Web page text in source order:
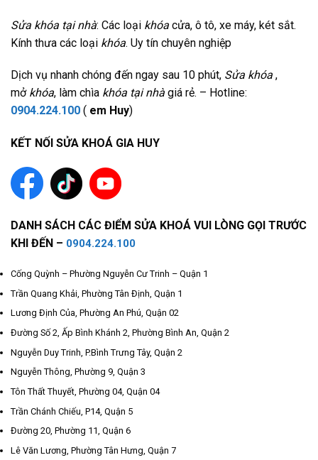
Sửa khóa tại nhà: Các loại khóa cửa, ô tô, xe máy, két sắt.
Kính thưa các loại khóa. Uy tín chuyên nghiệp
Dịch vụ nhanh chóng đến ngay sau 10 phút, Sửa khóa ,
mở khóa, làm chìa khóa tại nhà giá rẻ. – Hotline:
0904.224.100 ( em Huy)
KẾT NỐI SỬA KHOÁ GIA HUY
DANH SÁCH CÁC ĐIỂM SỬA KHOÁ VUI LÒNG GỌI TRƯỚC
KHI ĐẾN – 0904.224.100
Cống Quỳnh – Phường Nguyễn Cư Trinh – Quận 1
Trần Quang Khải, Phường Tân Định, Quận 1
Lương Định Của, Phường An Phú, Quận 02
Đường Số 2, Ấp Bình Khánh 2, Phường Bình An, Quận 2
Nguyễn Duy Trinh, P.Bình Trưng Tây, Quận 2
Nguyễn Thông, Phường 9, Quận 3
Tôn Thất Thuyết, Phường 04, Quận 04
Trần Chánh Chiếu, P14, Quận 5
Đường 20, Phường 11, Quận 6
Lê Văn Lương, Phường Tân Hưng, Quận 7